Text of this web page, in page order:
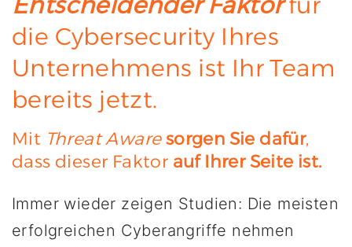
die Cybersecurity Ihres
Unternehmens ist Ihr Team
bereits jetzt.
Mit Threat Aware sorgen Sie dafür,
dass dieser Faktor auf Ihrer Seite ist.
Immer wieder zeigen Studien: Die meisten
erfolgreichen Cyberangriffe nehmen